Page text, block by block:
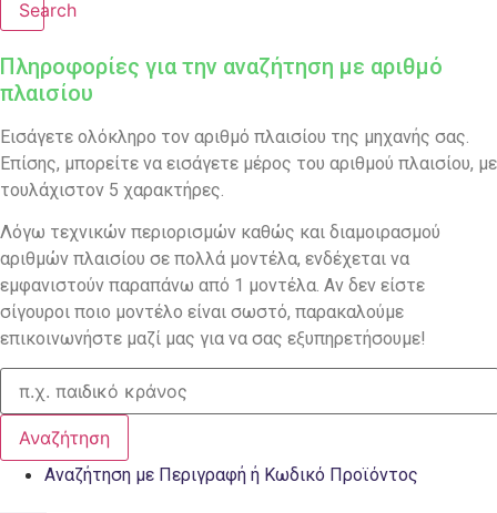
Search
Πληροφορίες για την αναζήτηση με αριθμό
πλαισίου
Εισάγετε ολόκληρο τον αριθμό πλαισίου της μηχανής σας.
Επίσης, μπορείτε να εισάγετε μέρος του αριθμού πλαισίου, με
τουλάχιστον 5 χαρακτήρες.
Λόγω τεχνικών περιορισμών καθώς και διαμοιρασμού
αριθμών πλαισίου σε πολλά μοντέλα, ενδέχεται να
εμφανιστούν παραπάνω από 1 μοντέλα. Αν δεν είστε
σίγουροι ποιο μοντέλο είναι σωστό, παρακαλούμε
επικοινωνήστε μαζί μας για να σας εξυπηρετήσουμε!
Αναζήτηση
Αναζήτηση με Περιγραφή ή Κωδικό Προϊόντος